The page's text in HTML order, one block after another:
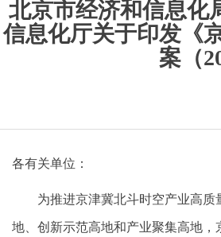
北京市经济和信息化
信息化厅关于印发《
案（
各有关单位：
为推进京津冀北斗时空产业高
地、创新示范高地和产业聚集高地